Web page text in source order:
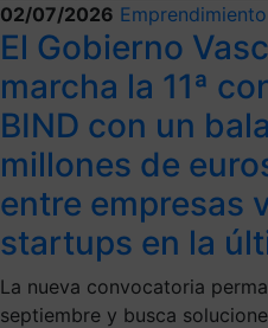
02/07/2026 Emprendimiento
El Gobierno
marcha la 11ª
BIND con un
millones de
entre empresas
startups en la
La nueva convocatoria
septiembre y busca